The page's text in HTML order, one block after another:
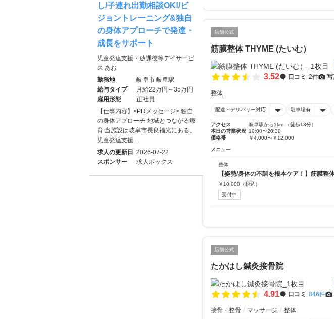
店舗公式
筋膜整体 THYME (たいむ）
3.52 口コミ 2件
整体
配達・デリバリー対応 駐車場有
アクセス
岐阜駅から1km （徒歩13分）
本日の営業状況 10:00〜20:30
価格帯
￥4,000〜￥12,000
メニュー
整体
【姿勢/身体の不調を根本ケア！】筋膜
￥ 10,000 （税込）
受付中
店舗公式
たかはし鍼灸接骨院
4.91 口コミ 846件
接骨・整骨 マッサージ 整体
し/子連れ出勤相談OK!/ビ
ジョントレーニング&独自
の身体アプローチで発達・
成長をサポート
児童発達支援・放課後等デイサービ
ス あお
勤務地
岐阜市 岐阜駅
給与タイプ
月給22万円～35万円
雇用形態
正社員
【仕事内容】<PRメッセージ> 独自
の身体アプローチ 地域とつながる療
育 当施設は岐阜市長良福光にある、
児童発達支援…
求人の更新日 2026-07-22
スポンサー
求人ボックス